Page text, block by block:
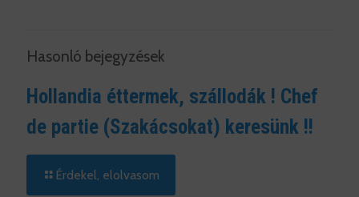
Hasonló bejegyzések
Hollandia éttermek, szállodák ! Chef
de partie (Szakácsokat) keresünk !!
Érdekel, elolvasom